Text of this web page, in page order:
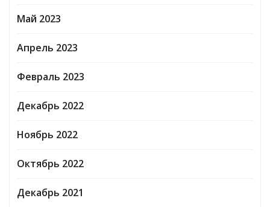
Май 2023
Апрель 2023
Февраль 2023
Декабрь 2022
Ноябрь 2022
Октябрь 2022
Декабрь 2021